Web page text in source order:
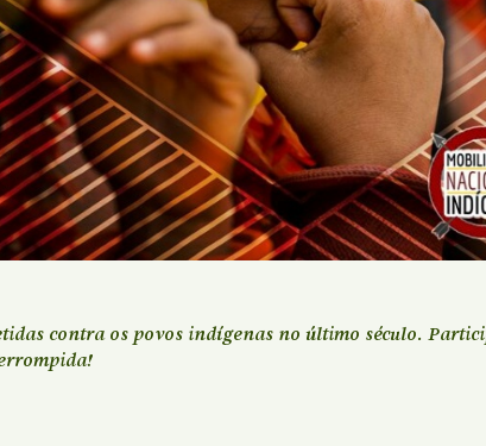
contra os povos indígenas no último século.